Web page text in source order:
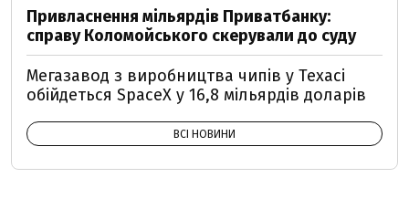
Привласнення мільярдів Приватбанку:
справу Коломойського скерували до суду
Мегазавод з виробництва чипів у Техасі
обійдеться SpaceX у 16,8 мільярдів доларів
ВСІ НОВИНИ